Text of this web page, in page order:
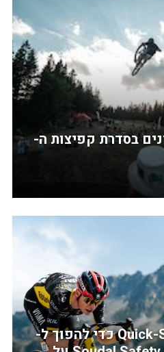
בסדרת קפיצות ה-
יומן מקצוענים: Quick-Step כדי להפוך ל-